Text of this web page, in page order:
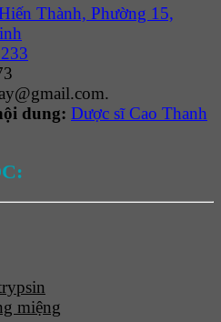
Thành, Phường 15,
dung: Dược sĩ Cao Thanh
miệng